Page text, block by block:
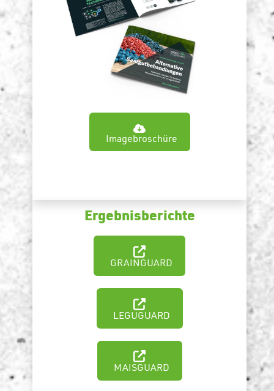
Imagebroschüre
Ergebnisberichte
GRAINGUARD
LEGUGUARD
MAISGUARD